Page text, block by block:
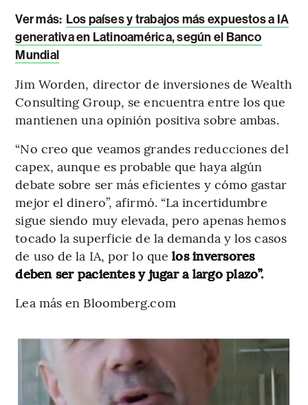
Ver más: Los países y trabajos más expuestos a IA
generativa en Latinoamérica, según el Banco
Mundial
Jim Worden, director de inversiones de Wealth
Consulting Group, se encuentra entre los que
mantienen una opinión positiva sobre ambas.
“No creo que veamos grandes reducciones del
capex, aunque es probable que haya algún
debate sobre ser más eficientes y cómo gastar
mejor el dinero”, afirmó. “La incertidumbre
sigue siendo muy elevada, pero apenas hemos
tocado la superficie de la demanda y los casos
de uso de la IA, por lo quelos inversores
deben ser pacientes y jugar a largo plazo”.
Lea más en Bloomberg.com